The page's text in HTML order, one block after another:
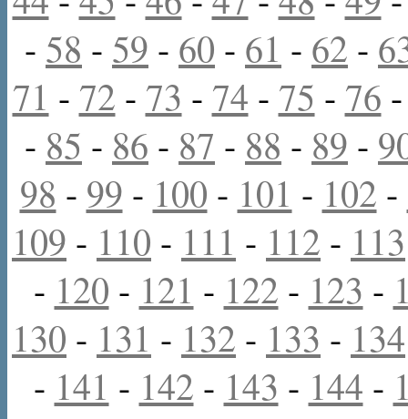
- 58 - 59 - 60 - 61 - 62 -
71 - 72 - 73 - 74 - 75 - 76
- 85 - 86 - 87 - 88 - 89 -
98 - 99 - 100 - 101 - 102 -
109 - 110 - 111 - 112 - 113
- 120 - 121 - 122 - 123 -
130 - 131 - 132 - 133 - 134
- 141 - 142 - 143 - 144 -